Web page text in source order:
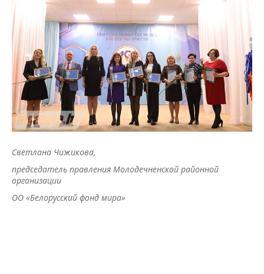
Светлана Чижикова,
председатель правления Молодечненской районной
организации
ОО «Белорусский фонд мира»